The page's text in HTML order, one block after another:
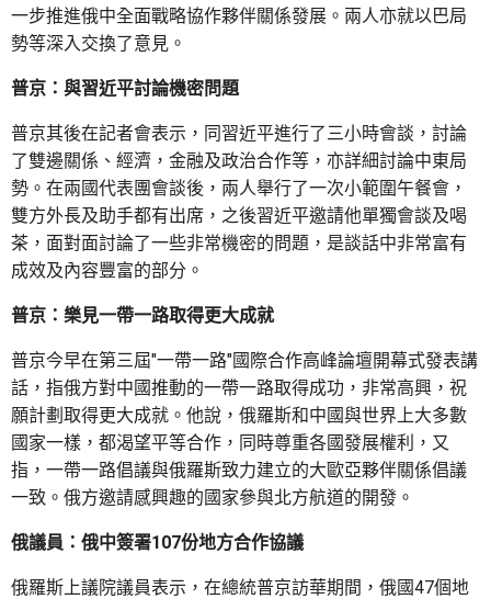
一步推進俄中全面戰略協作夥伴關係發展。兩人亦就以巴局
勢等深入交換了意見。
普京：與習近平討論機密問題
普京其後在記者會表示，同習近平進行了三小時會談，討論
了雙邊關係、經濟，金融及政治合作等，亦詳細討論中東局
勢。在兩國代表團會談後，兩人舉行了一次小範圍午餐會，
雙方外長及助手都有出席，之後習近平邀請他單獨會談及喝
茶，面對面討論了一些非常機密的問題，是談話中非常富有
成效及內容豐富的部分。
普京：樂見一帶一路取得更大成就
普京今早在第三屆"一帶一路"國際合作高峰論壇開幕式發表講
話，指俄方對中國推動的一帶一路取得成功，非常高興，祝
願計劃取得更大成就。他說，俄羅斯和中國與世界上大多數
國家一樣，都渴望平等合作，同時尊重各國發展權利，又
指，一帶一路倡議與俄羅斯致力建立的大歐亞夥伴關係倡議
一致。俄方邀請感興趣的國家參與北方航道的開發。
俄議員：俄中簽署107份地方合作協議
俄羅斯上議院議員表示，在總統普京訪華期間，俄國47個地